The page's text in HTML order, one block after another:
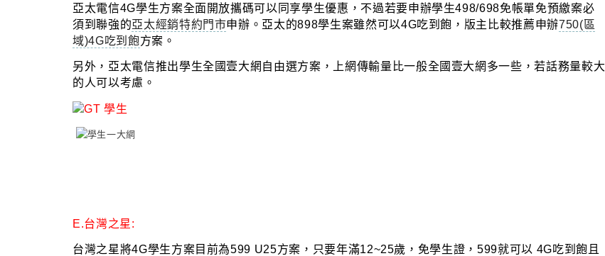
亞太電信4G學生方案全面開放攜碼可以同享學生優惠 ， 不過若要申辦學生498/698免帳單免預繳案必
須到聯強的亞太經銷特約門市申辦 。 亞太的898學生案雖然可以4G吃到飽 ，版主比較推薦申辦750(區
域)4G吃到飽方案 。
另外 ， 亞太電信推出學生全國壹大網自由選方案 ，上網傳輸量比一般全國壹大網多一些 ，若話務量較大
的人可以考慮 。
E.台灣之星:
台灣之星將4G學生方案目前為599 U25方案 ， 只要年滿12~25歲 ， 免學生證 ，599就可以 4G吃到飽且